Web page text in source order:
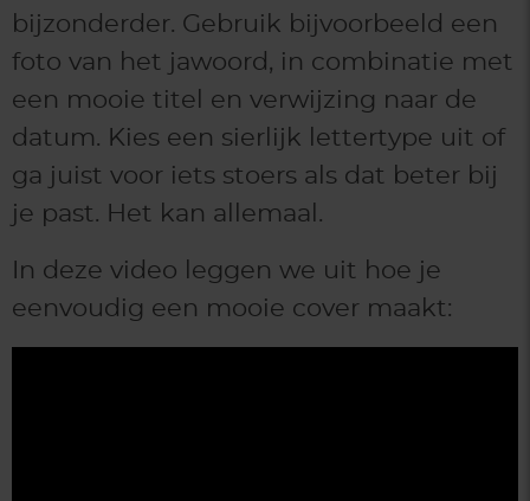
bijzonderder. Gebruik bijvoorbeeld een
foto van het jawoord, in combinatie met
een mooie titel en verwijzing naar de
datum. Kies een sierlijk lettertype uit of
ga juist voor iets stoers als dat beter bij
je past. Het kan allemaal.
In deze video leggen we uit hoe je
eenvoudig een mooie cover maakt: